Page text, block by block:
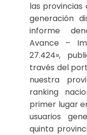
las
generación
informe
Avance –
27.424»,
través del
nuestra
ranking
primer lugar
usuarios
quinta